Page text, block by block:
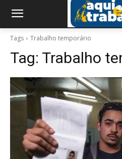
Tags Trabalho temporário
Tag: Trabalho